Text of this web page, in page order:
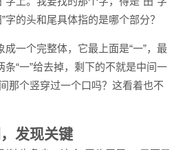
字的头和尾具体指的是哪个部分？
成一个完整体，它最上面是“一”，最
条“一”给去掉，剩下的不就是中间一
那个竖穿过一个口吗？这看着也不
发现关键